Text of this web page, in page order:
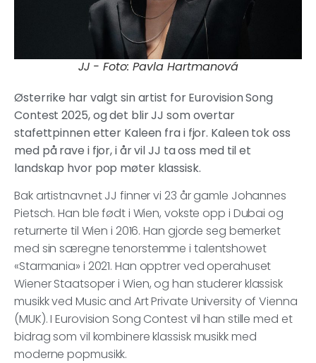
JJ - Foto: Pavla Hartmanová
Østerrike har valgt sin artist for Eurovision Song
Contest 2025, og det blir JJ som overtar
stafettpinnen etter Kaleen fra i fjor. Kaleen tok oss
med på rave i fjor, i år vil JJ ta oss med til et
landskap hvor pop møter klassisk.
Bak artistnavnet JJ finner vi 23 år gamle Johannes
Pietsch. Han ble født i Wien, vokste opp i Dubai og
returnerte til Wien i 2016. Han gjorde seg bemerket
med sin særegne tenorstemme i talentshowet
«Starmania» i 2021. Han opptrer ved operahuset
Wiener Staatsoper i Wien, og han studerer klassisk
musikk ved Music and Art Private University of Vienna
(MUK). I Eurovision Song Contest vil han stille med et
bidrag som vil kombinere klassisk musikk med
moderne popmusikk.